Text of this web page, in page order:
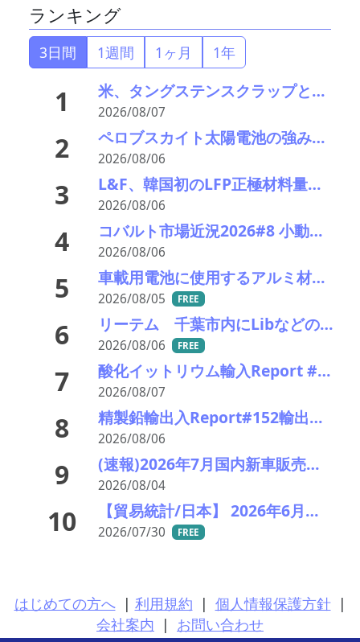
ランキング
3日間 1週間 1ヶ月 1年
1 米、タングステンスクラップと電池ブラックマス輸出禁止 国内向け販売100%を義務化
2026/08/07
2 ペロブスカイト太陽電池の強みはリサイクル性にあり―東大の瀬川氏がエコプレミアムクラブで講演
2026/08/06
3 L&F、韓国初のLFP正極材料量産ラインを稼働 「非中国」ESS供給網で先行
2026/08/06
4 コバルト市場近況2026#8 小動き、オフシーズンで薄商い 電池向けはLFPリサイクルが重荷
2026/08/06
5 車載用電池に使用するアルミ材の水平リサイクルを実現―PPES・日本軽金属・冨士発條・PEX
2026/08/05 FREE
6 リーテム 千葉市内にLibなどの小型充電式電池回収ボックスを新たに15カ所設置
2026/08/06 FREE
7 酸化イットリウム輸入Report #52 2026年前半中国から輸入量激減 でも依然中国頼り
2026/08/07
8 精製鉛輸出入Report#152輸出 2026年前半精製鉛・硬鉛ともに中国向け輸出急増
2026/08/06
9 (速報)2026年7月国内新車販売 41万7千台 前年同月比7%増加 4か月連続プラス
2026/08/04
10 【貿易統計/日本】 2026年6月一覧表
2026/07/30 FREE
はじめての方へ | 利用規約 | 個人情報保護方針 |
会社案内 | お問い合わせ